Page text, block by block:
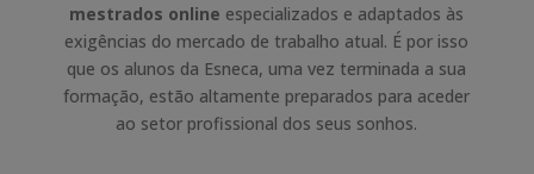
mestrados online especializados e adaptados às
exigências do mercado de trabalho atual. É por isso
que os alunos da Esneca, uma vez terminada a sua
formação, estão altamente preparados para aceder
ao setor profissional dos seus sonhos.